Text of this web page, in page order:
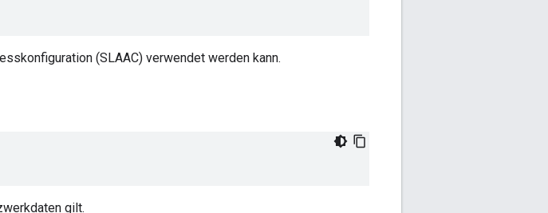
(SLAAC) verwendet werden kann.
gilt.